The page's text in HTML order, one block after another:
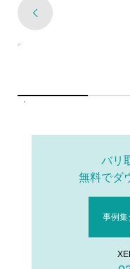
バリ
無料でダ
事例集